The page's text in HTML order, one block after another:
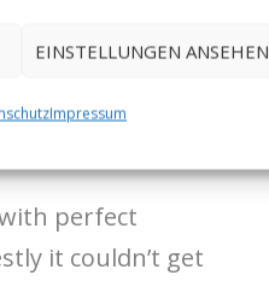
EINSTELLUNGEN ANSEHEN
Impressum
perfect
it couldn’t get